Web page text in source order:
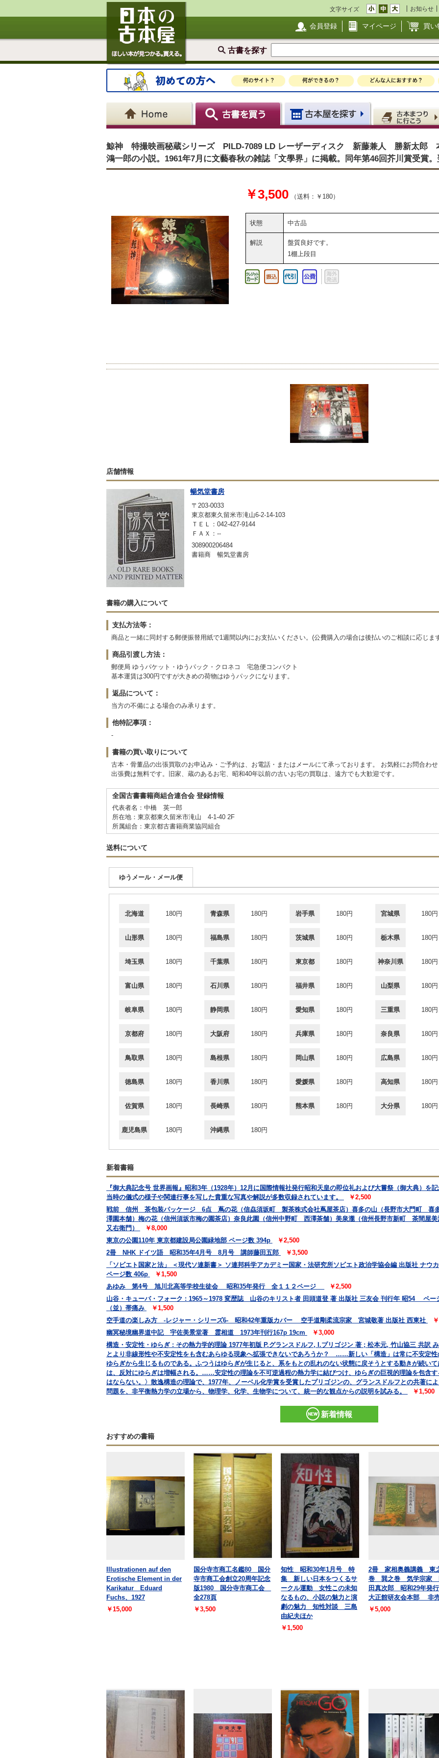
文字サイズ お知らせ
会員登録 マイページ 買い
古書を探す
鯨神 特撮映画秘蔵シリーズ PILD-7089 LD レーザーディスク 新藤兼人 勝新太郎
鴻一郎の小説。1961年7月に文藝春秋の雑誌「文學界」に掲載。同年第46回芥川賞受賞
￥3,500 （送料：￥180）
状態 中古品
解説
盤質良好です。
1棚上段目
店舗情報
暢気堂書房
〒203-0033
東京都東久留米市滝山6-2-14-103
ＴＥＬ：042-427-9144
ＦＡＸ：--
308900206484
書籍商 暢気堂書房
書籍の購入について
支払方法等：
商品と一緒に同封する郵便振替用紙で1週間以内にお支払いください。(公費購入の場合は後払いのご相談に応じま
商品引渡し方法：
郵便局 ゆうパケット・ゆうパック・クロネコ 宅急便コンパクト
基本運賃は300円ですが大きめの荷物はゆうパックになります。
返品について：
当方の不備による場合のみ承ります。
他特記事項：
-
書籍の買い取りについて
古本・骨董品の出張買取のお申込み・ご予約は、お電話・またはメールにて承っております。 お気軽にお問合わ
出張費は無料です。旧家、蔵のあるお宅、昭和40年以前の古いお宅の買取は、遠方でも大歓迎です。
全国古書書籍商組合連合会 登録情報
代表者名：中橋 英一郎
所在地：東京都東久留米市滝山 4-1-40 2F
所属組合：東京都古書籍商業協同組合
送料について
ゆうメール・メール便
北海道 180円 青森県 180円 岩手県 180円 宮城県 180円
山形県 180円 福島県 180円 茨城県 180円 栃木県 180円
埼玉県 180円 千葉県 180円 東京都 180円 神奈川県 180円
富山県 180円 石川県 180円 福井県 180円 山梨県 180円
岐阜県 180円 静岡県 180円 愛知県 180円 三重県 180円
京都府 180円 大阪府 180円 兵庫県 180円 奈良県 180円
鳥取県 180円 島根県 180円 岡山県 180円 広島県 180円
徳島県 180円 香川県 180円 愛媛県 180円 高知県 180円
佐賀県 180円 長崎県 180円 熊本県 180円 大分県 180円
鹿児島県 180円 沖縄県 180円
新着書籍
『御大典記念号 世界画報』昭和3年（1928年）12月に国際情報社発行昭和天皇の即位礼および大嘗祭（御大典）を
当時の儀式の様子や関連行事を写した貴重な写真や解説が多数収録されています。
￥2,500
戦前 信州 茶包装パッケージ 6点 蔦の花（信劦須坂町 製茶株式会社蔦屋茶店）喜多の山（長野市大門町 喜
澤園本舗）梅の花（信州須坂市梅の園茶店）奈良此園（信州中野町 西澤茶舗）美泉瀧（信州長野市新町 茶間屋
又右衛門）
￥8,000
東京の公園110年 東京都建設局公園緑地部 ページ数 394p
￥2,500
2冊 NHK ドイツ語 昭和35年4月号 8月号 講師藤田五郎
￥3,500
「ソビエト国家と法」 ＜現代ソ連新書＞ ソ連邦科学アカデミー国家・法研究所ソビエト政治学協会編 出版社 ナウ
ページ数 406p
￥1,500
あゆみ 第4号 旭川北高等学校生徒会 昭和35年発行 全１１２ページ
￥2,500
山谷・キューバ・フォーク : 1965～1978 変歴誌 山谷のキリスト者 田頭道登 著 出版社 三友会 刊行年 昭54 ペー
（並）帯痛み
￥1,500
空手道の楽しみ方 -レジャー・シリーズ6- 昭和42年重版カバー 空手道剛柔流宗家 宮城敬著 出版社 西東社
幽冥秘境幽界道中記 宇佐美景堂著 霊相道 1973年刊行167p 19cm
￥3,000
構造・安定性・ゆらぎ : その熱力学的理論 1977年初版 P.グランスドルフ, I.プリゴジン 著 ; 松本元, 竹山協三 共訳
とより非線形性や不安定性をも含むあらゆる現象へ拡張できないであろうか？ ……新しい「構造」は常に不安定性
ゆらぎから生じるものである。ふつうはゆらぎが生じると、系をもとの乱れのない状態に戻そうとする動きが続い
は、反対にゆらぎは増幅される。……安定性の理論を不可逆過程の熱力学に結びつけ、ゆらぎの巨視的理論を包含
はならない。〉散逸構造の理論で、1977年、ノーベル化学賞を受賞したプリゴジンの、グランスドルフとの共著に
問題を、非平衡熱力学の立場から、物理学、化学、生物学について、統一的な観点からの説明を試みる。
￥1,500
新着情報
おすすめの書籍
Illustrationen auf den
Erotische Element in der
Karikatur Eduard
Fuchs、1927
￥15,000
国分寺市商工名鑑80 国分
寺市商工会創立20周年記念
版1980 国分寺市商工会
全278頁
￥3,500
知性 昭和30年1月号 特
集 新しい日本をつくるサ
ークル運動 女性この未知
なるもの、小説の魅力と演
劇の魅力 知性対談 三島
由紀夫ほか
￥1,500
2冊 家相奥義講義 東
巻 巽之巻 気学宗家
田真次郎 昭和29年発
大正館研友会本部 非
￥5,000